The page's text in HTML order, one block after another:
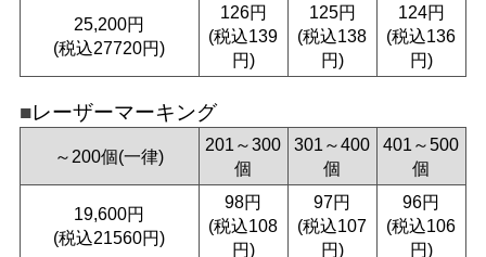
25,200円
(税込27720円)
126円
(税込139
円)
125円
(税込138
円)
124円
(税込136
円)
レーザーマーキング
～200個(一律)
201～300
個
301～400
個
401～500
個
19,600円
(税込21560円)
98円
(税込108
円)
97円
(税込107
円)
96円
(税込106
円)